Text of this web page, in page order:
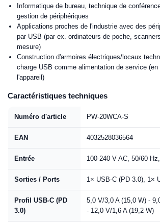
Informatique de bureau, technique de
gestion de périphériques
Applications proches de l'industrie avec des
par USB (par ex. ordinateurs de poche,
mesure)
Construction d'armoires électriques/locaux
charge USB comme alimentation de service (en
l'appareil)
Caractéristiques techniques
Numéro d'article PW-20WCA-S
EAN 4032528036564
Entrée 100-240 V AC, 50/60
Sorties / Ports 1× USB-C (PD 3.0), 1×
Profil USB-C (PD
3.0)
5,0 V/3,0 A (15,0 W) -
- 12,0 V/1,6 A (19,2 W)